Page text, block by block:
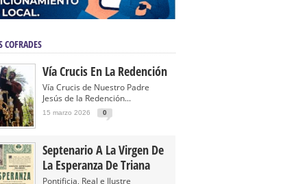
COFRADES
Vía Crucis En La Redención
Vía Crucis de Nuestro Padre
Jesús de la Redención...
15 marzo 2026 0
Septenario A La Virgen De
La Esperanza De Triana
Pontificia, Real e Ilustre